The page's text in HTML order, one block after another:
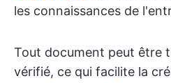
les connaissances de
Tout document peut être
vérifié, ce qui facilite la